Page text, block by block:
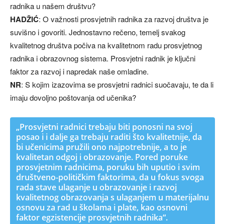
radnika u našem društvu?
HADŽIĆ: O važnosti prosvjetnih radnika za razvoj društva je
suvišno i govoriti. Jednostavno rečeno, temelj svakog
kvalitetnog društva počiva na kvalitetnom radu prosvjetnog
radnika i obrazovnog sistema. Prosvjetni radnik je ključni
faktor za razvoj i napredak naše omladine.
NR: S kojim izazovima se prosvjetni radnici suočavaju, te da li
imaju dovoljno poštovanja od učenika?
„Prosvjetni radnici trebaju biti ponosni na svoj
posao i i dalje ga trebaju raditi što kvalitetnije, da
bi učenicima pružili ono najpotrebnije, a to je
kvalitetan odgoj i obrazovanje. Pored poruke
prosvjetnim radnicima, poruku bih uputio i svim
društveno-političkim faktorima, da u fokus svoga
rada stave ulaganje u obrazovanje i razvoj
kvalitetnog obrazovanja s ulaganjem u materijalnu
osnovu za rad u školama i plate, kao osnovni
faktor egzistencije prosvjetnih radnika“.